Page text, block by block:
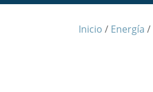
Inicio / Energía /